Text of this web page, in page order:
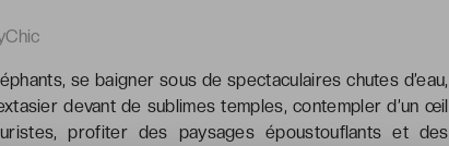
se baigner sous de spectaculaires chutes d’eau,
devant de sublimes temples, contempler d’un œil
profiter des paysages époustouflants et des